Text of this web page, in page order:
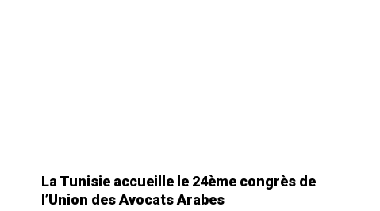
La Tunisie accueille le 24ème congrès de
l’Union des Avocats Arabes